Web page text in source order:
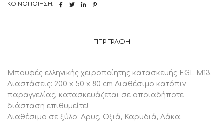
ΚΟΙΝΟΠΟΊΗΣΗ:
ΠΕΡΙΓΡΑΦΉ
Μπουφές ελληνικής χειροποίητης κατασκευής EGL M13.
Διαστάσεις: 200 x 50 x 80 cm Διαθέσιμο κατόπιν
παραγγελίας, κατασκευάζεται σε οποιαδήποτε
διάσταση επιθυμείτε!
Διαθέσιμο σε ξύλο: Δρυς, Οξιά, Καρυδιά, Λάκα.